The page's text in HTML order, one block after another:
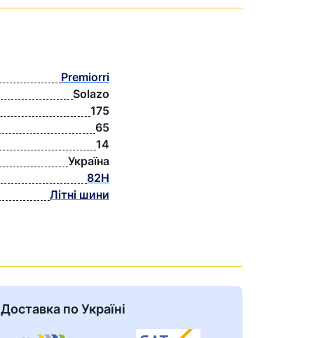
Premiorri
Solazo
175
65
14
Україна
82Н
Літні шини
Доставка по Україні